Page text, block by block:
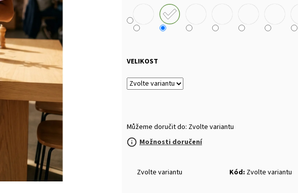
VELIKOST
Můžeme doručit do: Zvolte variantu
Možnosti doručení
Zvolte variantu Kód: Zvolte variantu
160 G, 100% BAVLNA, SILIKONOVÁ ÚPRAVA
92 Kč
32 Kč